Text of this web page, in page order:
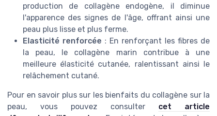
production de collagène endogène, il diminue
l'apparence des signes de l'âge, offrant ainsi une
peau plus lisse et plus ferme.
Elasticité renforcée : En renforçant les fibres de
la peau, le collagène marin contribue à une
meilleure élasticité cutanée, ralentissant ainsi le
relâchement cutané.
Pour en savoir plus sur les bienfaits du collagène sur la
peau, vous pouvez consulter cet article